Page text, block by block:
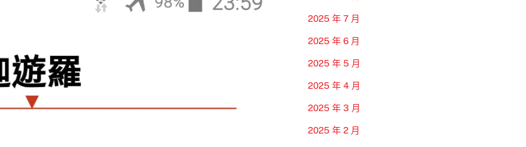
2025 年 7 月
2025 年 6 月
2025 年 5 月
2025 年 4 月
2025 年 3 月
2025 年 2 月